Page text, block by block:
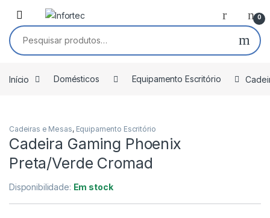
Saltar para navegação
Pular para o conteúdo
0
Pesquisar por:
Início Domésticos Equipamento Escritório
Cadeiras e Mesas, Equipamento Escritório
Cadeira Gaming Phoenix
Preta/Verde Cromad
Disponibilidade: Em stock